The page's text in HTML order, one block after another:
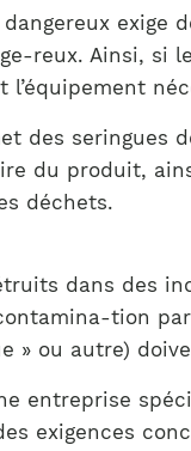
reux. Ainsi, si
l’équipement
des
du produit,
déchets.
dans des
tion
» ou autre)
entreprise
exigences